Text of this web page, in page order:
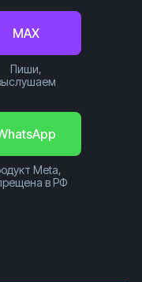
Meta,
в РФ
MAX
Пиши,